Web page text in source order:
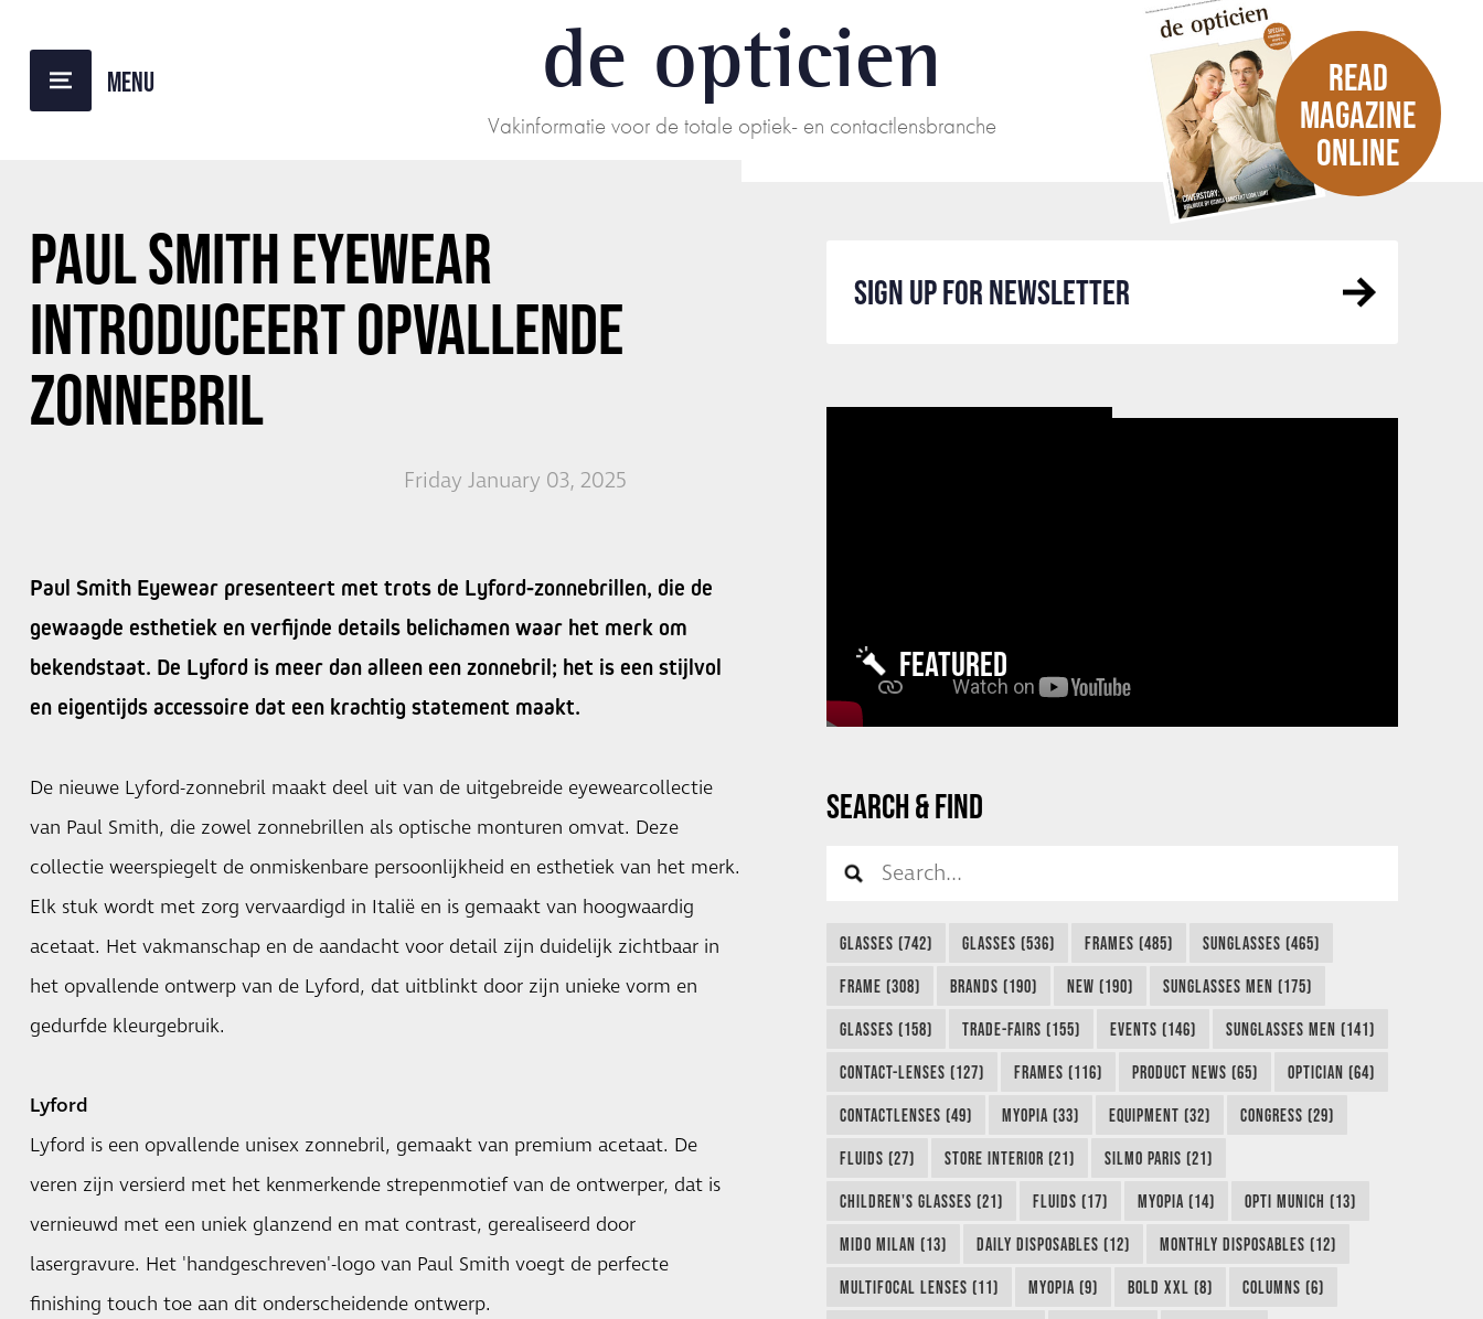
de opticien
Vakinformatie voor de totale optiek- en contactlensbranche
READ
MAGAZINE
ONLINE
PAUL SMITH EYEWEAR
INTRODUCEERT OPVALLENDE
ZONNEBRIL
Friday January 03, 2025
Paul Smith Eyewear presenteert met trots de Lyford-zonnebrillen, die de
gewaagde esthetiek en verfijnde details belichamen waar het merk om
bekendstaat. De Lyford is meer dan alleen een zonnebril; het is een stijlvol
en eigentijds accessoire dat een krachtig statement maakt.
De nieuwe Lyford-zonnebril maakt deel uit van de uitgebreide eyewearcollectie
van Paul Smith, die zowel zonnebrillen als optische monturen omvat. Deze
collectie weerspiegelt de onmiskenbare persoonlijkheid en esthetiek van het merk.
Elk stuk wordt met zorg vervaardigd in Italië en is gemaakt van hoogwaardig
acetaat. Het vakmanschap en de aandacht voor detail zijn duidelijk zichtbaar in
het opvallende ontwerp van de Lyford, dat uitblinkt door zijn unieke vorm en
gedurfde kleurgebruik.
Lyford
Lyford is een opvallende unisex zonnebril, gemaakt van premium acetaat. De
veren zijn versierd met het kenmerkende strepenmotief van de ontwerper, dat is
vernieuwd met een uniek glanzend en mat contrast, gerealiseerd door
lasergravure. Het 'handgeschreven'-logo van Paul Smith voegt de perfecte
finishing touch toe aan dit onderscheidende ontwerp.
SIGN UP FOR NEWSLETTER
FEATURED
SEARCH & FIND
GLASSES (742) GLASSES (536) FRAMES (485) SUNGLASSES (465)
FRAME (308) BRANDS (190) NEW (190) SUNGLASSES MEN (175)
GLASSES (158) TRADE-FAIRS (155) EVENTS (146) SUNGLASSES MEN (141)
CONTACT-LENSES (127) FRAMES (116) PRODUCT NEWS (65) OPTICIAN (64)
CONTACTLENSES (49) MYOPIA (33) EQUIPMENT (32) CONGRESS (29)
FLUIDS (27) STORE INTERIOR (21) SILMO PARIS (21)
CHILDREN'S GLASSES (21) FLUIDS (17) MYOPIA (14) OPTI MUNICH (13)
MIDO MILAN (13) DAILY DISPOSABLES (12) MONTHLY DISPOSABLES (12)
MULTIFOCAL LENSES (11) MYOPIA (9) BOLD XXL (8) COLUMNS (6)